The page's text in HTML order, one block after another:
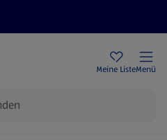
Meine ListeMenü